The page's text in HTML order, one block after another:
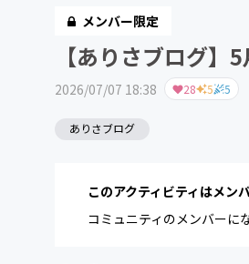
メンバー限定
【ありさブログ】
2026/07/07 18:38 28 5 5
ありさブログ
このアクティビティはメン
コミュニティのメンバーに